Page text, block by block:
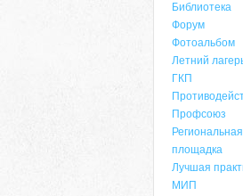
Библиотека
Форум
Фотоальбом
Летний
ГКП
Профсоюз
площадка
Лучшая
МИП